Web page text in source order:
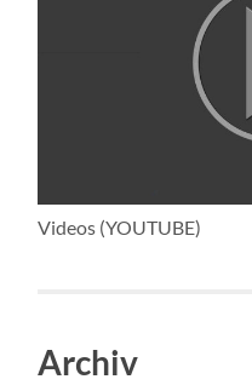
Videos (YOUTUBE)
Archiv